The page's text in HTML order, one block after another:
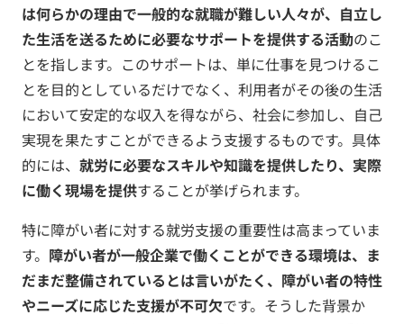
は何らかの理由で一般的な就職が難しい人々が、自立し
た生活を送るために必要なサポートを提供する活動のこ
とを指します。このサポートは、単に仕事を見つけるこ
とを目的としているだけでなく、利用者がその後の生活
において安定的な収入を得ながら、社会に参加し、自己
実現を果たすことができるよう支援するものです。具体
的には、 就労に必要なスキルや知識を提供したり、実際
に働く現場を提供することが挙げられます。
特に障がい者に対する就労支援の重要性は高まっていま
す。 障がい者が一般企業で働くことができる環境は、ま
だまだ整備されているとは言いがたく、障がい者の特性
やニーズに応じた支援が不可欠です。そうした背景か